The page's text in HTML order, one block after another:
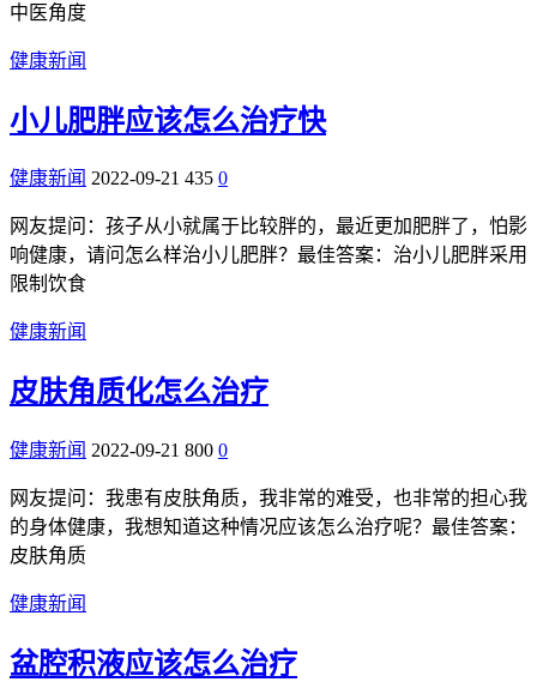
中医角度
健康新闻
小儿肥胖应该怎么治疗快
健康新闻 2022-09-21 435 0
网友提问：孩子从小就属于比较胖的，最近更加肥胖了，怕影
响健康，请问怎么样治小儿肥胖？最佳答案：治小儿肥胖采用
限制饮食
健康新闻
皮肤角质化怎么治疗
健康新闻 2022-09-21 800 0
网友提问：我患有皮肤角质，我非常的难受，也非常的担心我
的身体健康，我想知道这种情况应该怎么治疗呢？最佳答案：
皮肤角质
健康新闻
盆腔积液应该怎么治疗